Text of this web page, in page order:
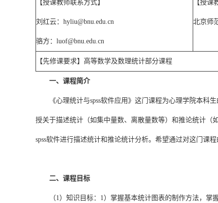
【授课教师联系方式】
刘红云： hyliu@bnu.edu.cn
骆方： luof@bnu.edu.cn
【授课
北京师
【先修课要求】高等数学及数理统计部分课程
一、课程简介
《心理统计与spss软件应用》这门课程为心理学院本
授关于描述统计（如集中量数、离散量数等）和推论统计（
spss软件进行描述统计和推论统计分析。希望通过对这门课
二、课程目标
（1）知识目标：1）掌握基本统计图表的制作方法，